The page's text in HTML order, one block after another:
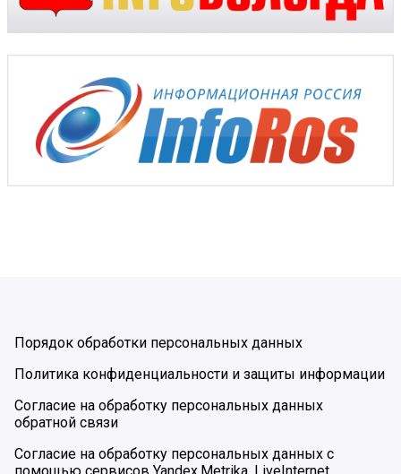
Порядок обработки персональных данных
Политика конфиденциальности и защиты информации
Согласие на обработку персональных данных
обратной связи
Согласие на обработку персональных данных с